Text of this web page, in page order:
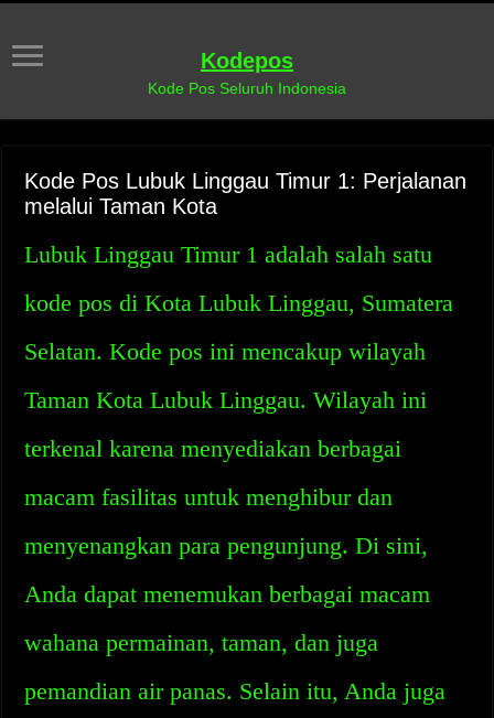
Kodepos
Kode Pos Seluruh Indonesia
Kode Pos Lubuk Linggau Timur 1: Perjalanan
melalui Taman Kota
Lubuk Linggau Timur 1 adalah salah satu
kode pos di Kota Lubuk Linggau, Sumatera
Selatan. Kode pos ini mencakup wilayah
Taman Kota Lubuk Linggau. Wilayah ini
terkenal karena menyediakan berbagai
macam fasilitas untuk menghibur dan
menyenangkan para pengunjung. Di sini,
Anda dapat menemukan berbagai macam
wahana permainan, taman, dan juga
pemandian air panas. Selain itu, Anda juga